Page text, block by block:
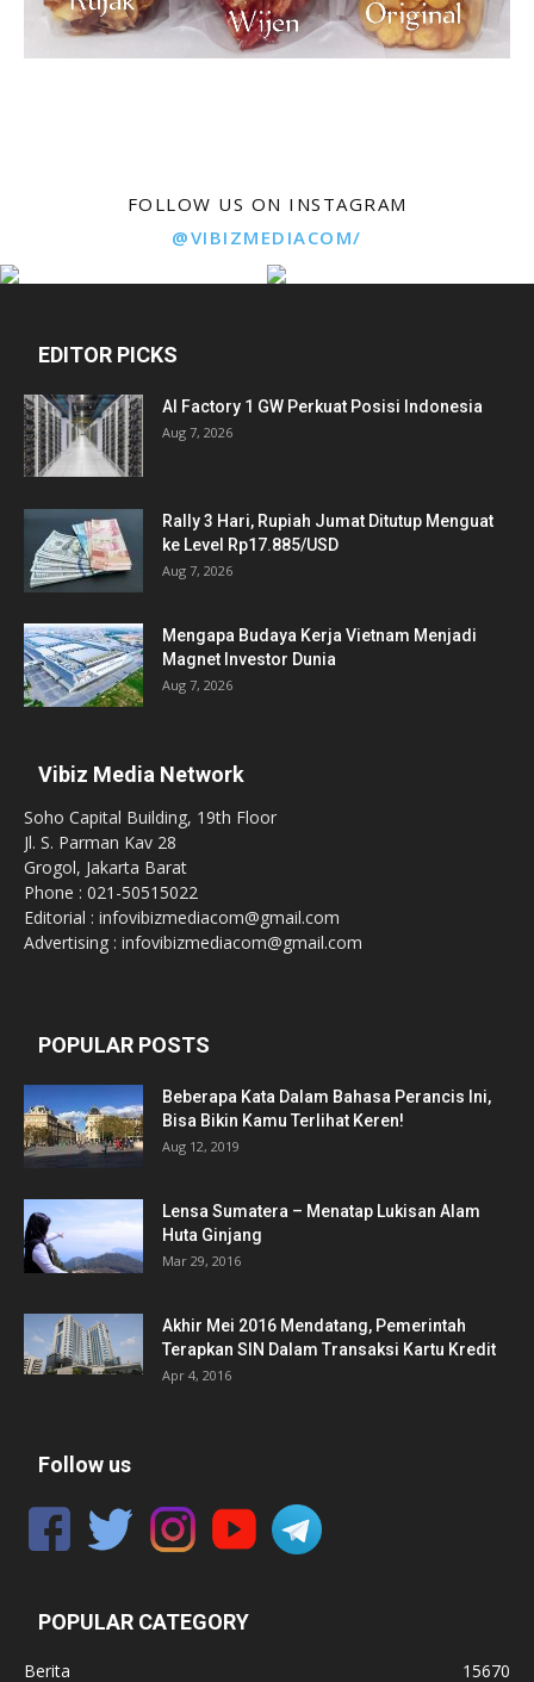
FOLLOW US ON INSTAGRAM
@VIBIZMEDIACOM/
EDITOR PICKS
AI Factory 1 GW Perkuat Posisi Indonesia
Aug 7, 2026
Rally 3 Hari, Rupiah Jumat Ditutup Menguat
ke Level Rp17.885/USD
Aug 7, 2026
Mengapa Budaya Kerja Vietnam Menjadi
Magnet Investor Dunia
Aug 7, 2026
Vibiz Media Network
Soho Capital Building, 19th Floor
Jl. S. Parman Kav 28
Grogol, Jakarta Barat
Phone : 021-50515022
Editorial : infovibizmediacom@gmail.com
Advertising : infovibizmediacom@gmail.com
POPULAR POSTS
Beberapa Kata Dalam Bahasa Perancis Ini,
Bisa Bikin Kamu Terlihat Keren!
Aug 12, 2019
Lensa Sumatera – Menatap Lukisan Alam
Huta Ginjang
Mar 29, 2016
Akhir Mei 2016 Mendatang, Pemerintah
Terapkan SIN Dalam Transaksi Kartu Kredit
Apr 4, 2016
Follow us
POPULAR CATEGORY
Berita 15670